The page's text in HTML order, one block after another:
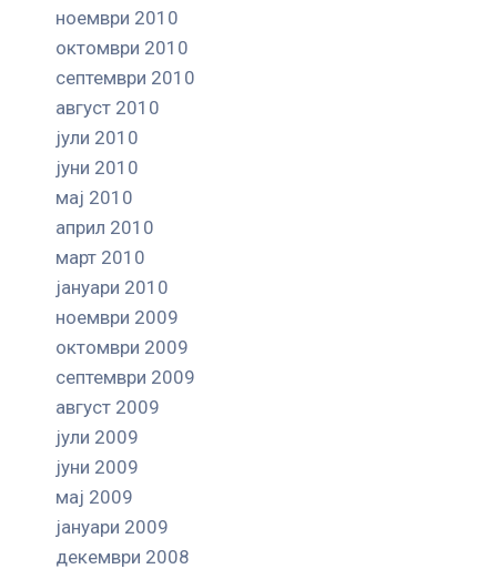
ноември 2010
октомври 2010
септември 2010
август 2010
јули 2010
јуни 2010
мај 2010
април 2010
март 2010
јануари 2010
ноември 2009
октомври 2009
септември 2009
август 2009
јули 2009
јуни 2009
мај 2009
јануари 2009
декември 2008